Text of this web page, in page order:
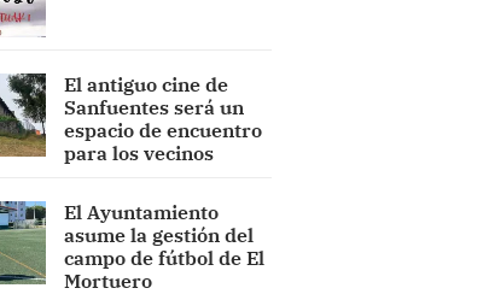
El antiguo cine de
Sanfuentes será un
espacio de encuentro
para los vecinos
El Ayuntamiento
asume la gestión del
campo de fútbol de El
Mortuero